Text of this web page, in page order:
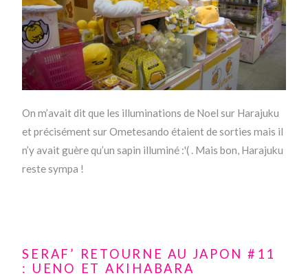
On m’avait dit que les illuminations de Noel sur Harajuku
et précisément sur Ometesando étaient de sorties mais il
n’y avait guère qu’un sapin illuminé :'( . Mais bon, Harajuku
reste sympa !
SERAF’ RETOURNE AU JAPON #11
: UENO ET AKIHABARA